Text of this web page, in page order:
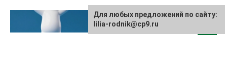
Для любых предложений по сайту:
lilia-rodnik@cp9.ru